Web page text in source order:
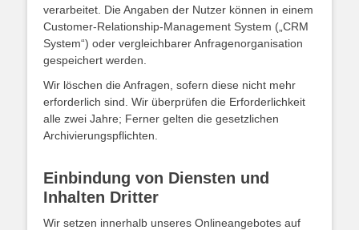
verarbeitet. Die Angaben der Nutzer können in einem
Customer-Relationship-Management System („CRM
System“) oder vergleichbarer Anfragenorganisation
gespeichert werden.
Wir löschen die Anfragen, sofern diese nicht mehr
erforderlich sind. Wir überprüfen die Erforderlichkeit
alle zwei Jahre; Ferner gelten die gesetzlichen
Archivierungspflichten.
Einbindung von Diensten und
Inhalten Dritter
Wir setzen innerhalb unseres Onlineangebotes auf